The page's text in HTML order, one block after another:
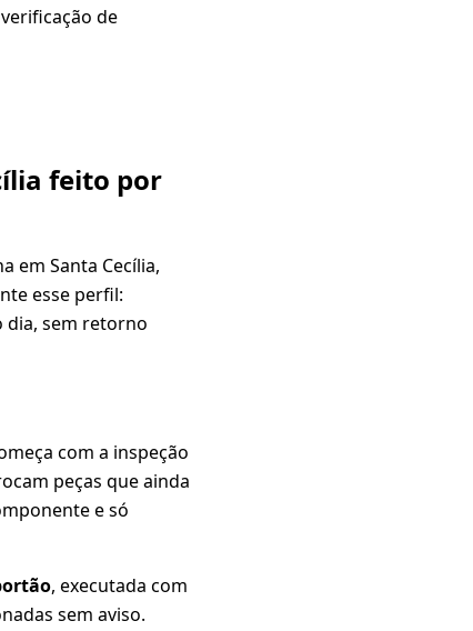
de
feito por
em Santa Cecília,
esse perfil:
dia, sem retorno
com a inspeção
peças que ainda
e só
, executada com
sem aviso.